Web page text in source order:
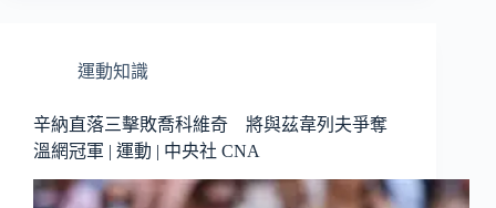
運動知識
辛納直落三擊敗喬科維奇 將與茲韋列夫爭奪
溫網冠軍 | 運動 | 中央社 CNA